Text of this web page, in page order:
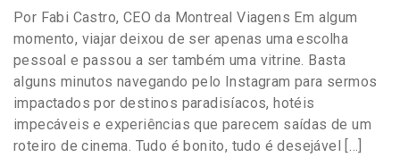
Por Fabi Castro, CEO da Montreal Viagens Em algum
momento, viajar deixou de ser apenas uma escolha
pessoal e passou a ser também uma vitrine. Basta
alguns minutos navegando pelo Instagram para sermos
impactados por destinos paradisíacos, hotéis
impecáveis e experiências que parecem saídas de um
roteiro de cinema. Tudo é bonito, tudo é desejável […]